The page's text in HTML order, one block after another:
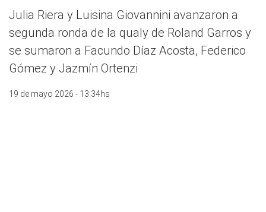
Julia Riera y Luisina Giovannini avanzaron a
segunda ronda de la qualy de Roland Garros y
se sumaron a Facundo Díaz Acosta, Federico
Gómez y Jazmín Ortenzi
19 de mayo 2026 - 13:34hs